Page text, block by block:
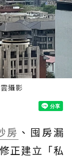
攝影
房 、囤房漏
正建立「私